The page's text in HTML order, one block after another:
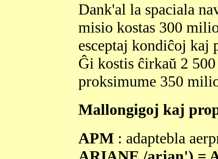
Dank'al la spaciala
misio kostas 300
esceptaj kondiĉoj kaj
Ĝi kostis ĉirkaŭ 2
proksimume 350
Mallongigoj kaj
APM : adaptebla